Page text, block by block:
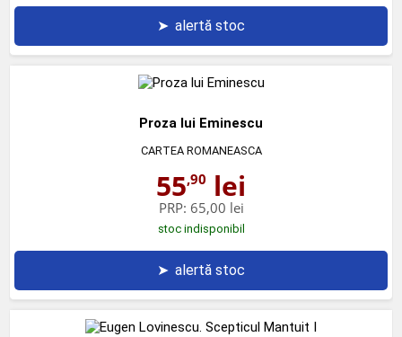
➤ alertă stoc
Proza lui Eminescu
CARTEA ROMANEASCA
55,90 lei
PRP: 65,00 lei
stoc indisponibil
➤ alertă stoc